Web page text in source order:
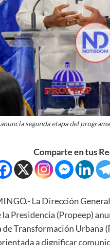
segunda etapa del
Comparte en tus
La Dirección
la Presidencia (Propeep)
de Transformación Urbana
a dignificar